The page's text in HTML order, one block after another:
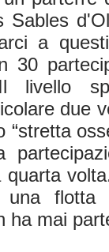
Sables
a
30
due
una
ha mai